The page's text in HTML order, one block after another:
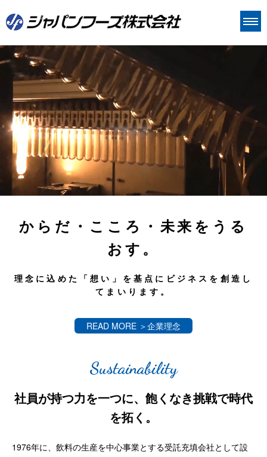
価値づくり
Value 1 技術
Value 2 品質
Value 3 人
ジャパンフーズについて
ジャパンフーズについて
企業理念
会社概要
沿革
工場案内
役員一覧
CSR
CSR
環境
社会
IR
IR情報
経営方針
IR資料
ESG関連
採用情報
お問い合わせ
からだ・こころ・未来をうる
おす。
理念に込めた「想い」を基点にビジネスを創造し
てまいります。
READ MORE ＞企業理念
Sustainability
社員が持つ力を一つに、飽くなき挑戦で時代
を拓く。
1976年に、飲料の生産を中心事業とする受託充填会社として設